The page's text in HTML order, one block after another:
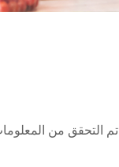
تم التحقق من